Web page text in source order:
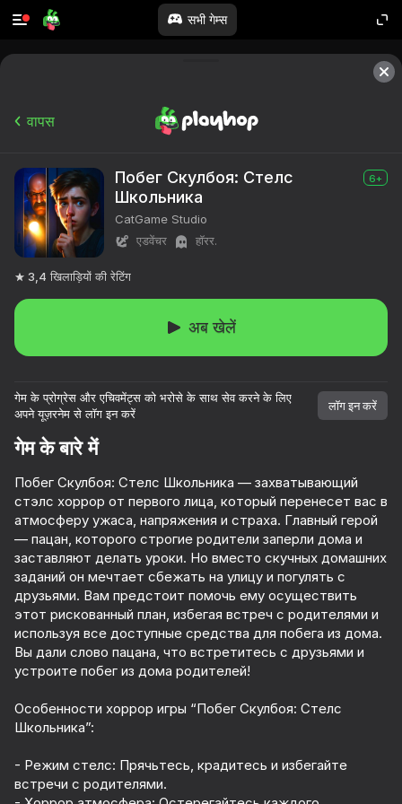
सभी गेम्स
ओरिएंटेशन का समर्थन करता है
The Cat in Yellow
71
74
71 66
वापस
Побег Скулбоя: Стелс
Школьника
6+
CatGame Studio
एडवेंचर
हॉरर.
3,4 खिलाड़ियों की रेटिंग
अब खेलें
गेम के प्रोग्रेस और एचिवमेंट्स को भरोसे के साथ सेव करने के लिए
अपने यूज़रनेम से लॉग इन करें
लॉग इन करें
गेम के बारे में
Побег Скулбоя: Стелс Школьника — захватывающий
стэлс хоррор от первого лица, который перенесет вас в
атмосферу ужаса, напряжения и страха. Главный герой
— пацан, которого строгие родители заперли дома и
заставляют делать уроки. Но вместо скучных домашних
заданий он мечтает сбежать на улицу и погулять с
друзьями. Вам предстоит помочь ему осуществить
этот рискованный план, избегая встреч с родителями и
используя все доступные средства для побега из дома.
Вы дали слово пацана, что встретитесь с друзьями и
устроите побег из дома родителей!
Особенности хоррор игры “Побег Скулбоя: Стелс
Школьника”:
- Режим стелс: Прячьтесь, крадитесь и избегайте
встречи с родителями.